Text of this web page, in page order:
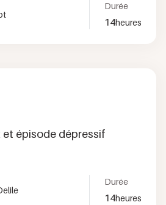
Durée
14heures
et épisode dépressif
Durée
14heures